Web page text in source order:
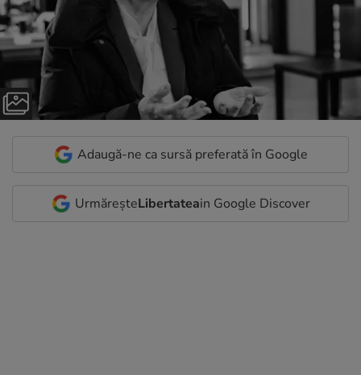
Adaugă-ne ca sursă preferată în Google
UrmăreșteLibertateain Google Discover